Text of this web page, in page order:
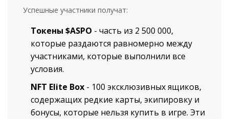
Успешные участники получат:
Токены $ASPO - часть из 2 500 000,
которые раздаются равномерно между
участниками, которые выполнили все
условия.
NFT Elite Box - 100 эксклюзивных ящиков,
содержащих редкие карты, экипировку и
бонусы, которые нельзя купить в игре. Эти